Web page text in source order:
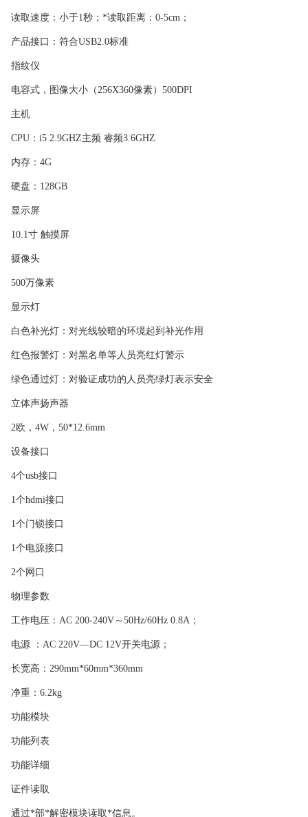
读取速度：小于1秒；*读取距离：0-5cm；
产品接口：符合USB2.0标准
指纹仪
电容式，图像大小（256X360像素）500DPI
主机
CPU：i5 2.9GHZ主频 睿频3.6GHZ
内存：4G
硬盘：128GB
显示屏
10.1寸 触摸屏
摄像头
500万像素
显示灯
白色补光灯：对光线较暗的环境起到补光作用
红色报警灯：对黑名单等人员亮红灯警示
绿色通过灯：对验证成功的人员亮绿灯表示安全
立体声扬声器
2欧，4W，50*12.6mm
设备接口
4个usb接口
1个hdmi接口
1个门锁接口
1个电源接口
2个网口
物理参数
工作电压：AC 200-240V～50Hz/60Hz 0.8A；
电源 ：AC 220V—DC 12V开关电源；
长宽高：290mm*60mm*360mm
净重：6.2kg
功能模块
功能列表
功能详细
证件读取
通过*部*解密模块读取*信息。